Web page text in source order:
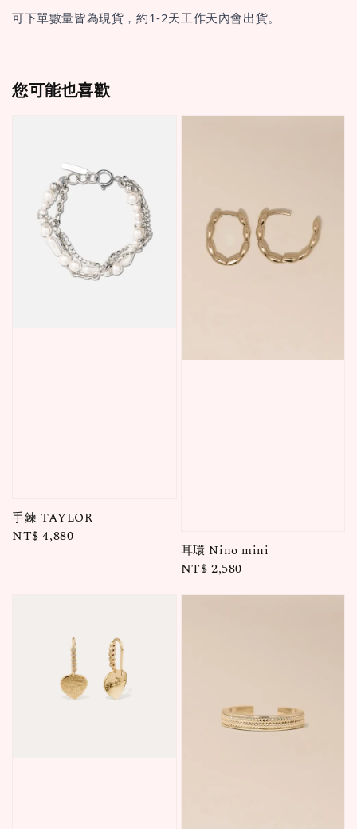
可下單數量皆為現貨，約1-2天工作天內會出貨。
您可能也喜歡
手鍊 TAYLOR
Regular
NT$ 4,880
耳環 Nino mini
Regular
NT$ 2,580